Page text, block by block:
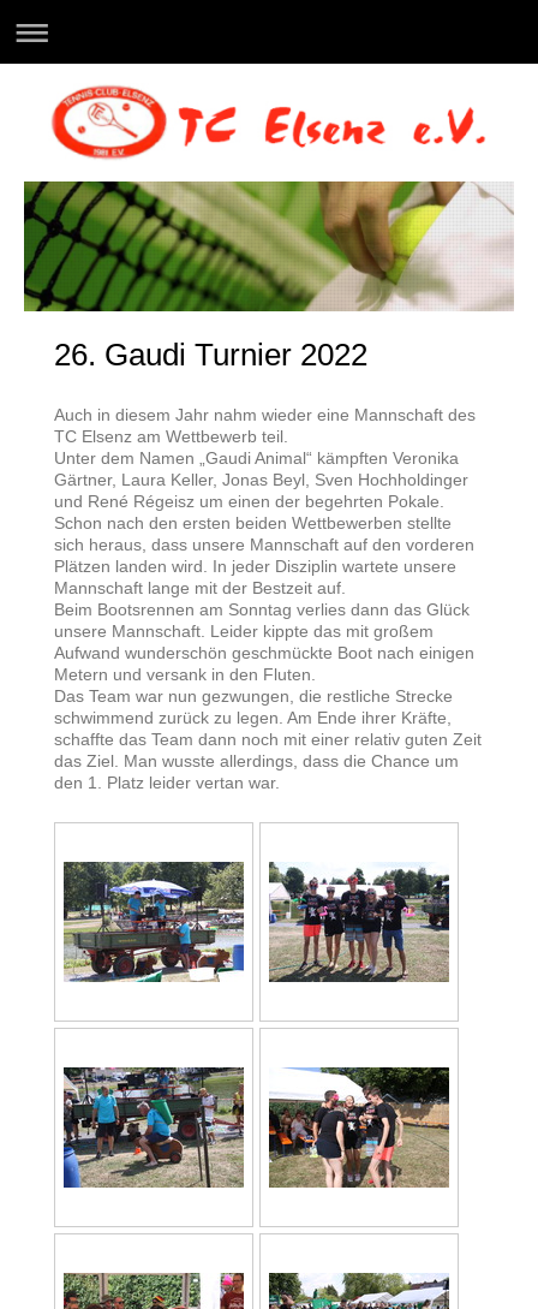
26. Gaudi Turnier 2022
Auch in diesem Jahr nahm wieder eine Mannschaft des
TC Elsenz am Wettbewerb teil.
Unter dem Namen „Gaudi Animal“ kämpften Veronika
Gärtner, Laura Keller, Jonas Beyl, Sven Hochholdinger
und René Régeisz um einen der begehrten Pokale.
Schon nach den ersten beiden Wettbewerben stellte
sich heraus, dass unsere Mannschaft auf den vorderen
Plätzen landen wird. In jeder Disziplin wartete unsere
Mannschaft lange mit der Bestzeit auf.
Beim Bootsrennen am Sonntag verlies dann das Glück
unsere Mannschaft. Leider kippte das mit großem
Aufwand wunderschön geschmückte Boot nach einigen
Metern und versank in den Fluten.
Das Team war nun gezwungen, die restliche Strecke
schwimmend zurück zu legen. Am Ende ihrer Kräfte,
schaffte das Team dann noch mit einer relativ guten Zeit
das Ziel. Man wusste allerdings, dass die Chance um
den 1. Platz leider vertan war.